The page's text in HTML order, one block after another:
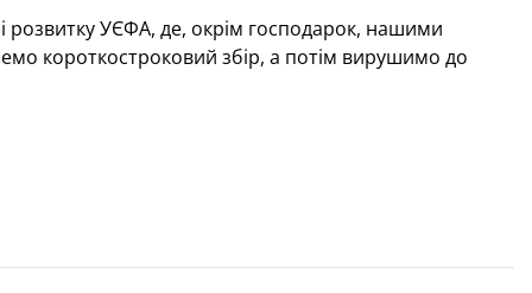
розвитку УЄФА, де, окрім господарок, нашими
короткостроковий збір, а потім вирушимо до